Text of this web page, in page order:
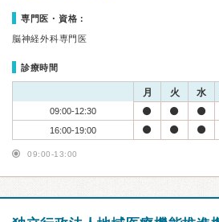
専門医・資格：
脳神経外科専門医
診療時間
月 火 水
09:00-12:30
16:00-19:00
09:00-13:00